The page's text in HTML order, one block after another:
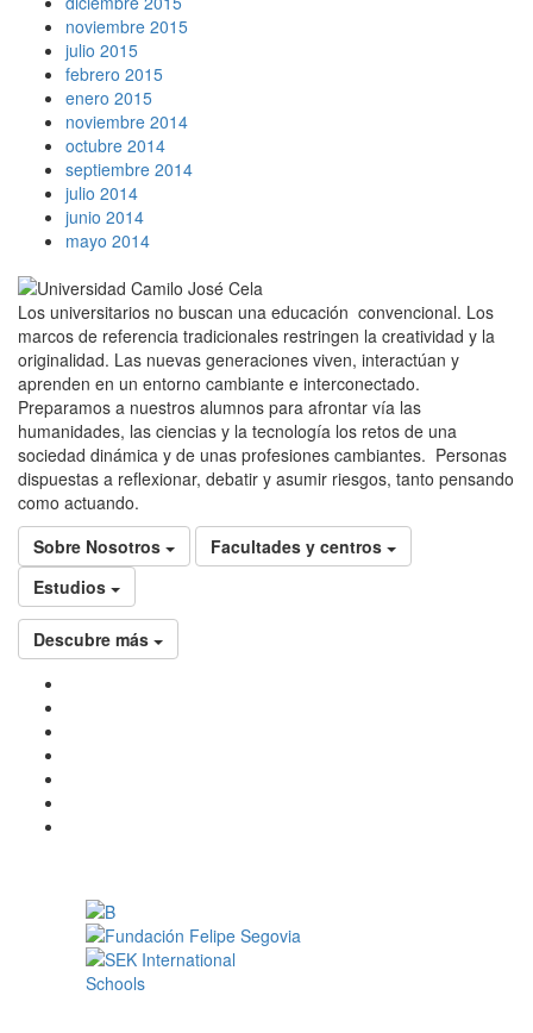
noviembre 2015
julio 2015
febrero 2015
enero 2015
noviembre 2014
octubre 2014
septiembre 2014
julio 2014
junio 2014
mayo 2014
Los universitarios no buscan una educación convencional. Los
marcos de referencia tradicionales restringen la creatividad y la
originalidad. Las nuevas generaciones viven, interactúan y
aprenden en un entorno cambiante e interconectado.
Preparamos a nuestros alumnos para afrontar vía las
humanidades, las ciencias y la tecnología los retos de una
sociedad dinámica y de unas profesiones cambiantes. Personas
dispuestas a reflexionar, debatir y asumir riesgos, tanto pensando
como actuando.
Sobre Nosotros
Facultades y centros
Estudios
Descubre más